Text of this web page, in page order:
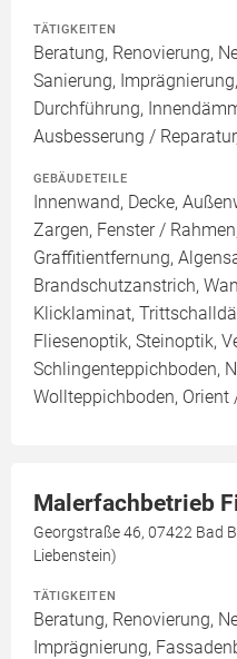
TÄTIGKEITEN
Beratung, Renovierung,
Sanierung,
Durchführung,
Ausbesserung /
GEBÄUDETEILE
Innenwand, Decke,
Zargen, Fenster /
Graffitientfernung,
Brandschutzanstrich,
Klicklaminat,
Fliesenoptik, Steinoptik,
Schlingenteppichboden,
Wollteppichboden, Orient
Malerfachbetrieb
Georgstraße 46, 07422 Bad
Liebenstein)
TÄTIGKEITEN
Beratung, Renovierung,
Imprägnierung,